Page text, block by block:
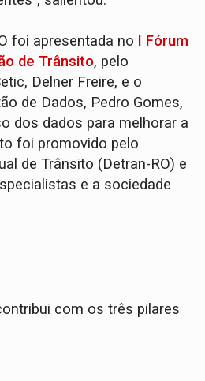
foi apresentada no I Fórum
de Trânsito, pelo
Delner Freire, e o
de Dados, Pedro Gomes,
dos dados para melhorar a
foi promovido pelo
de Trânsito (Detran-RO) e
e a sociedade
com os três pilares